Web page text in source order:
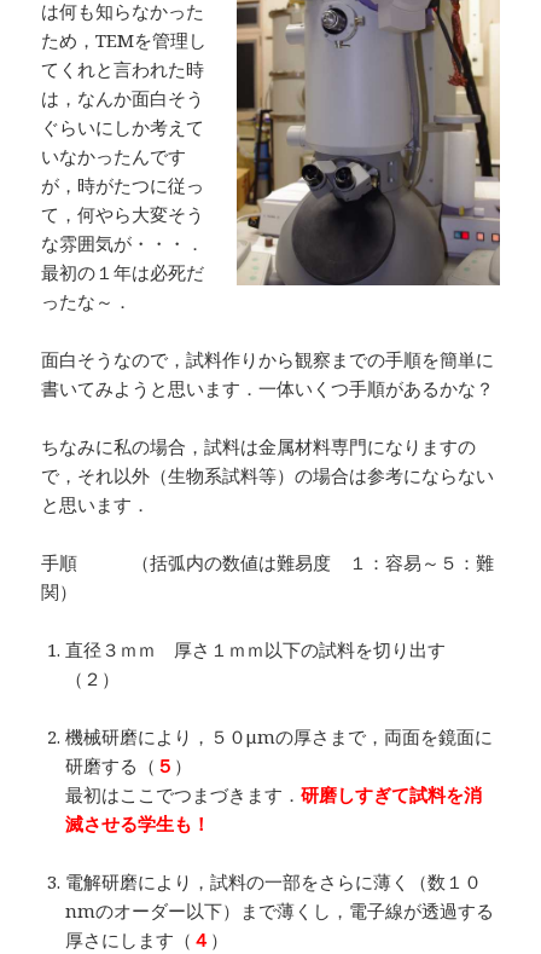
は何も知らなかった
ため，TEMを管理し
てくれと言われた時
は，なんか面白そう
ぐらいにしか考えて
いなかったんです
が，時がたつに従っ
て，何やら大変そう
な雰囲気が・・・．
最初の１年は必死だ
ったな～．
面白そうなので，試料作りから観察までの手順を簡単に
書いてみようと思います．一体いくつ手順があるかな？
ちなみに私の場合，試料は金属材料専門になりますの
で，それ以外（生物系試料等）の場合は参考にならない
と思います．
手順 （括弧内の数値は難易度 １：容易～５：難
関）
直径３ｍｍ 厚さ１ｍｍ以下の試料を切り出す
（２）
機械研磨により，５０μmの厚さまで，両面を鏡面に
研磨する（ ５ ）
最初はここでつまづきます．研磨しすぎて試料を消
滅させる学生も！
電解研磨により，試料の一部をさらに薄く（数１０
nmのオーダー以下）まで薄くし，電子線が透過する
厚さにします（ ４ ）